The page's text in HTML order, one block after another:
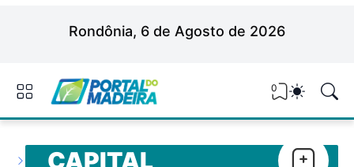
Rondônia, 6 de Agosto de 2026
0
CAPITAL